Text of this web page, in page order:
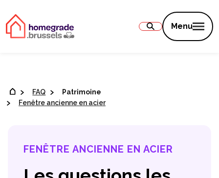
Menu
FAQ
Patrimoine
Fenêtre ancienne en acier
FENÊTRE ANCIENNE EN ACIER